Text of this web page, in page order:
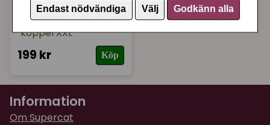
Endast nödvändiga Välj Godkänn alla
TRIXIE
Mjuk kattsele med
koppel XXL
199 kr Köp
Information
Om Supercat